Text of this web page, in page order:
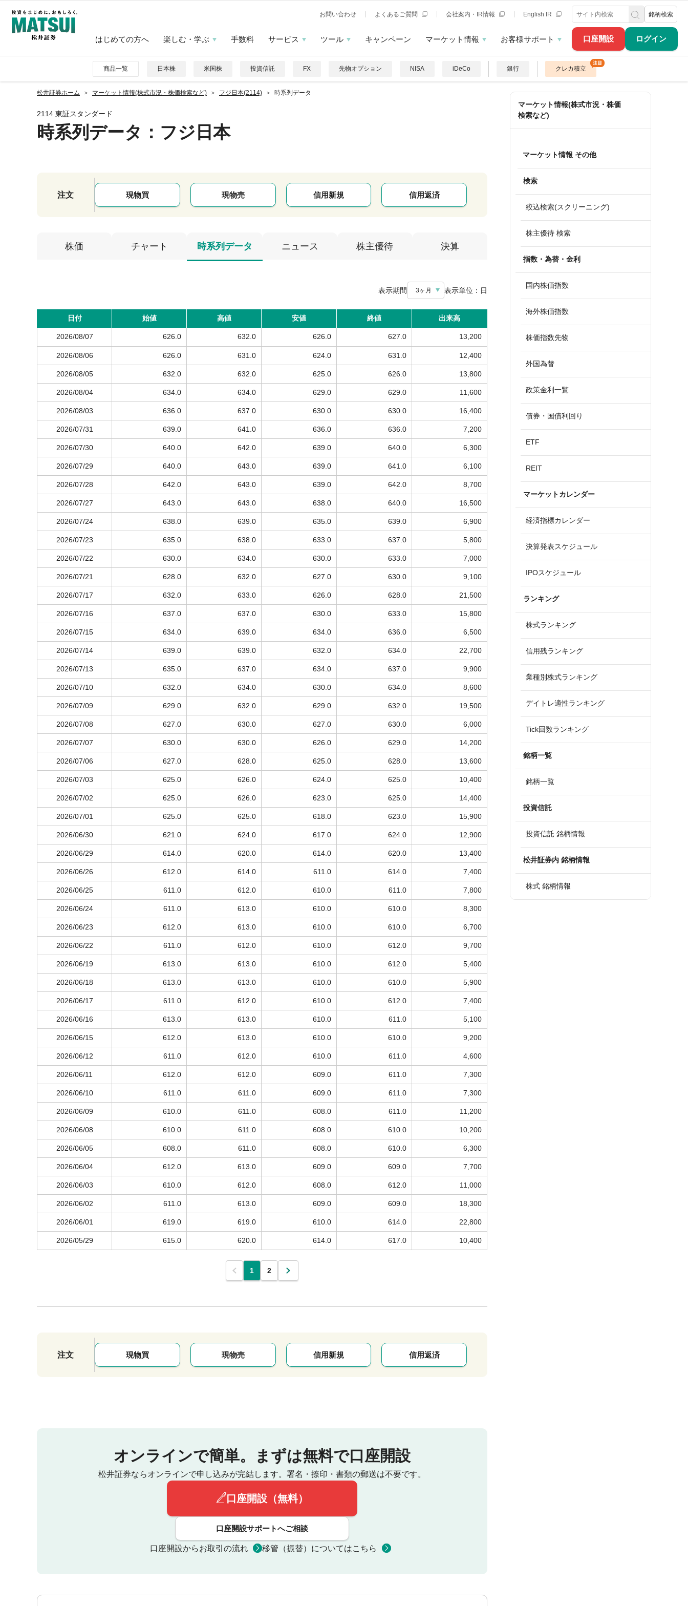
口座開設 ログイン
お問い合わせ よくあるご質問 会社案内・IR情報 English IR 銘柄検索
はじめての方へ 楽しむ・学ぶ 手数料 サービス ツール キャンペーン マーケット情報 お客様サポート
商品一覧 日本株 米国株 投資信託 FX 先物オプション NISA iDeCo 銀行 クレカ積立
松井証券ホーム マーケット情報(株式市況・株価検索など) フジ日本(2114) 時系列データ
2114 東証スタンダード
時系列データ ：フジ日本
注文 現物買 現物売 信用新規 信用返済
株価 チャート 時系列データ ニュース 株主優待 決算
表示期間 3ヶ月 表示単位： 日
日付 始値 高値 安値 終値 出来高
2026/08/07 626.0 632.0 626.0 627.0 13,200
2026/08/06 626.0 631.0 624.0 631.0 12,400
2026/08/05 632.0 632.0 625.0 626.0 13,800
2026/08/04 634.0 634.0 629.0 629.0 11,600
2026/08/03 636.0 637.0 630.0 630.0 16,400
2026/07/31 639.0 641.0 636.0 636.0 7,200
2026/07/30 640.0 642.0 639.0 640.0 6,300
2026/07/29 640.0 643.0 639.0 641.0 6,100
2026/07/28 642.0 643.0 639.0 642.0 8,700
2026/07/27 643.0 643.0 638.0 640.0 16,500
2026/07/24 638.0 639.0 635.0 639.0 6,900
2026/07/23 635.0 638.0 633.0 637.0 5,800
2026/07/22 630.0 634.0 630.0 633.0 7,000
2026/07/21 628.0 632.0 627.0 630.0 9,100
2026/07/17 632.0 633.0 626.0 628.0 21,500
2026/07/16 637.0 637.0 630.0 633.0 15,800
2026/07/15 634.0 639.0 634.0 636.0 6,500
2026/07/14 639.0 639.0 632.0 634.0 22,700
2026/07/13 635.0 637.0 634.0 637.0 9,900
2026/07/10 632.0 634.0 630.0 634.0 8,600
2026/07/09 629.0 632.0 629.0 632.0 19,500
2026/07/08 627.0 630.0 627.0 630.0 6,000
2026/07/07 630.0 630.0 626.0 629.0 14,200
2026/07/06 627.0 628.0 625.0 628.0 13,600
2026/07/03 625.0 626.0 624.0 625.0 10,400
2026/07/02 625.0 626.0 623.0 625.0 14,400
2026/07/01 625.0 625.0 618.0 623.0 15,900
2026/06/30 621.0 624.0 617.0 624.0 12,900
2026/06/29 614.0 620.0 614.0 620.0 13,400
2026/06/26 612.0 614.0 611.0 614.0 7,400
2026/06/25 611.0 612.0 610.0 611.0 7,800
2026/06/24 611.0 613.0 610.0 610.0 8,300
2026/06/23 612.0 613.0 610.0 610.0 6,700
2026/06/22 611.0 612.0 610.0 612.0 9,700
2026/06/19 613.0 613.0 610.0 612.0 5,400
2026/06/18 613.0 613.0 610.0 610.0 5,900
2026/06/17 611.0 612.0 610.0 612.0 7,400
2026/06/16 613.0 613.0 610.0 611.0 5,100
2026/06/15 612.0 613.0 610.0 610.0 9,200
2026/06/12 611.0 612.0 610.0 611.0 4,600
2026/06/11 612.0 612.0 609.0 611.0 7,300
2026/06/10 611.0 611.0 609.0 611.0 7,300
2026/06/09 610.0 611.0 608.0 611.0 11,200
2026/06/08 610.0 611.0 608.0 610.0 10,200
2026/06/05 608.0 611.0 608.0 610.0 6,300
2026/06/04 612.0 613.0 609.0 609.0 7,700
2026/06/03 610.0 612.0 608.0 612.0 11,000
2026/06/02 611.0 613.0 609.0 609.0 18,300
2026/06/01 619.0 619.0 610.0 614.0 22,800
2026/05/29 615.0 620.0 614.0 617.0 10,400
1 2
注文 現物買 現物売 信用新規 信用返済
オンラインで簡単。 まずは無料で口座開設
松井証券ならオンラインで申し込みが完結します。 署名・捺印・書類の郵送は不要です。
口座開設（無料）
口座開設サポートへご相談
口座開設からお取引の流れ 移管（振替）についてはこちら
マーケット情報(株式市況・株価
検索など)
マーケット情報 その他
検索
絞込検索(スクリーニング)
株主優待 検索
指数・為替・金利
国内株価指数
海外株価指数
株価指数先物
外国為替
政策金利一覧
債券・国債利回り
ETF
REIT
マーケットカレンダー
経済指標カレンダー
決算発表スケジュール
IPOスケジュール
ランキング
株式ランキング
信用残ランキング
業種別株式ランキング
デイトレ適性ランキング
Tick回数ランキング
銘柄一覧
銘柄一覧
投資信託
投資信託 銘柄情報
松井証券内 銘柄情報
株式 銘柄情報